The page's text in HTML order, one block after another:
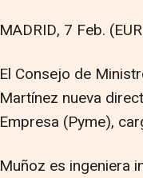
MADRID, 7 Feb.
El Consejo de
Martínez nueva
Empresa (Pyme),
Muñoz es ingeniera